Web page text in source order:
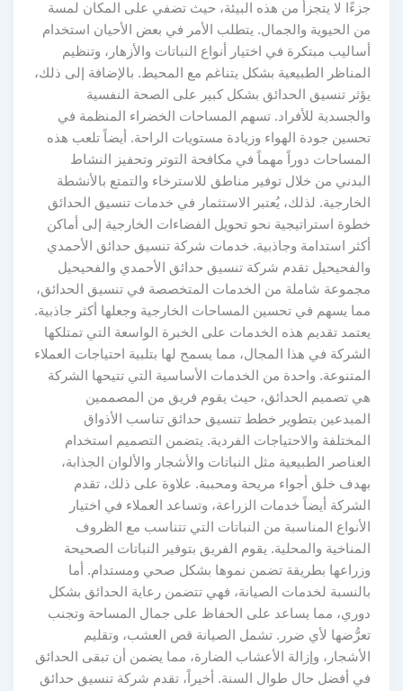
جزءًا لا يتجزأ من هذه البيئة، حيث تضفي على المكان لمسة
من الحيوية والجمال. يتطلب الأمر في بعض الأحيان استخدام
أساليب مبتكرة في اختيار أنواع النباتات والأزهار، وتنظيم
المناظر الطبيعية بشكل يتناغم مع المحيط. بالإضافة إلى ذلك،
يؤثر تنسيق الحدائق بشكل كبير على الصحة النفسية
والجسدية للأفراد. تسهم المساحات الخضراء المنظمة في
تحسين جودة الهواء وزيادة مستويات الراحة. أيضاً تلعب هذه
المساحات دوراً مهماً في مكافحة التوتر وتحفيز النشاط
البدني من خلال توفير مناطق للاسترخاء والتمتع بالأنشطة
الخارجية. لذلك، يُعتبر الاستثمار في خدمات تنسيق الحدائق
خطوة استراتيجية نحو تحويل الفضاءات الخارجية إلى أماكن
أكثر استدامة وجاذبية. خدمات شركة تنسيق حدائق الأحمدي
والفحيحيل تقدم شركة تنسيق حدائق الأحمدي والفحيحيل
مجموعة شاملة من الخدمات المتخصصة في تنسيق الحدائق،
مما يسهم في تحسين المساحات الخارجية وجعلها أكثر جاذبية.
يعتمد تقديم هذه الخدمات على الخبرة الواسعة التي تمتلكها
الشركة في هذا المجال، مما يسمح لها بتلبية احتياجات العملاء
المتنوعة. واحدة من الخدمات الأساسية التي تتيحها الشركة
هي تصميم الحدائق، حيث يقوم فريق من المصممين
المبدعين بتطوير خطط تنسيق حدائق تناسب الأذواق
المختلفة والاحتياجات الفردية. يتضمن التصميم استخدام
العناصر الطبيعية مثل النباتات والأشجار والألوان الجذابة،
بهدف خلق أجواء مريحة ومحببة. علاوة على ذلك، تقدم
الشركة أيضاً خدمات الزراعة، وتساعد العملاء في اختيار
الأنواع المناسبة من النباتات التي تتناسب مع الظروف
المناخية والمحلية. يقوم الفريق بتوفير النباتات الصحيحة
وزراعها بطريقة تضمن نموها بشكل صحي ومستدام. أما
بالنسبة لخدمات الصيانة، فهي تتضمن رعاية الحدائق بشكل
دوري، مما يساعد على الحفاظ على جمال المساحة وتجنب
تعرُّضها لأي ضرر. تشمل الصيانة قص العشب، وتقليم
الأشجار، وإزالة الأعشاب الضارة، مما يضمن أن تبقى الحدائق
في أفضل حال طوال السنة. أخيراً، تقدم شركة تنسيق حدائق